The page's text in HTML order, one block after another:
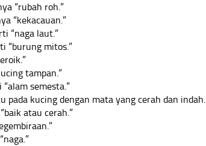
“rubah roh.”
“kekacauan.”
“naga laut.”
“burung mitos.”
tampan.”
semesta.”
pada kucing dengan mata yang cerah dan indah.
atau cerah.”